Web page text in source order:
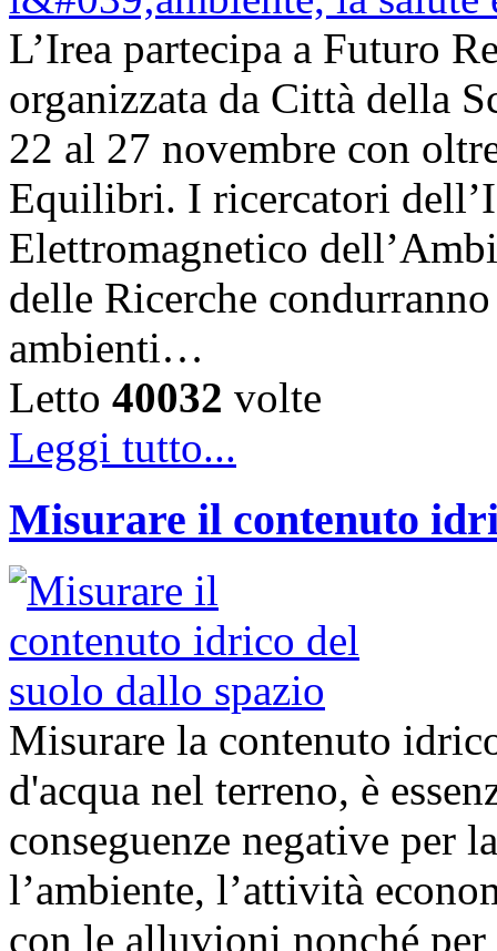
L’Irea partecipa a Futuro
organizzata da Città della
22 al 27 novembre con
Equilibri. I ricercatori
Elettromagnetico
delle Ricerche
ambienti…
Letto 40032 volte
Leggi tutto...
Misurare il contenuto
Misurare la contenuto
d'acqua nel terreno, è
conseguenze negative per
l’ambiente, l’attività
con le alluvioni nonché